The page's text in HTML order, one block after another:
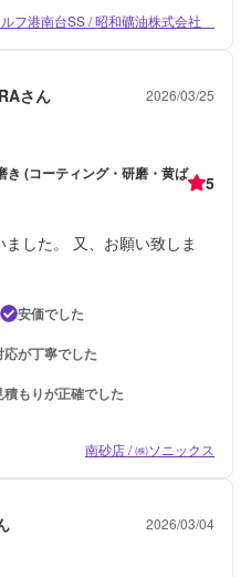
フ港南台SS / 昭和礦油株式会社
さん 2026/03/25
き (コーティング・研磨・黄ば
5
した。 又、お願い致しま
安価でした
応が丁寧でした
積もりが正確でした
南砂店 / ㈱ソニックス
2026/03/04